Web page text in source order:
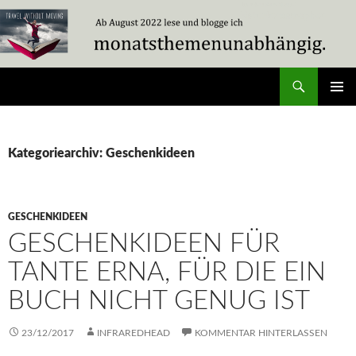
Zum
Inhalt
springen
Kategoriearchiv: Geschenkideen
GESCHENKIDEEN
GESCHENKIDEEN FÜR
TANTE ERNA, FÜR DIE EIN
BUCH NICHT GENUG IST
23/12/2017 INFRAREDHEAD KOMMENTAR HINTERLASSEN